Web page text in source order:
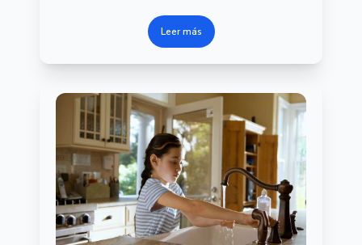
Leer más